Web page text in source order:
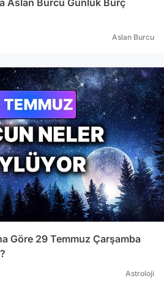
Aslan Burcu
Göre 29 Temmuz Çarşamba
Astroloji